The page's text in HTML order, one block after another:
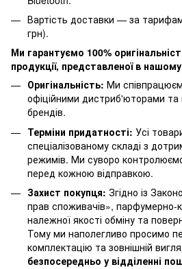
Вартість доставки — за
грн).
Ми гарантуємо 100%
продукції, представленої в
Оригінальність: Ми
офіційними дистриб'юторами
брендів.
Терміни придатності: Усі
спеціалізованому складі з
режимів. Ми суворо
перед кожною відправкою.
Захист покупця: Згідно із
прав споживачів», парфумерно-
належної якості обміну та
Тому ми наполегливо просимо
комплектацію та зовнішній
безпосередньо у відділенні